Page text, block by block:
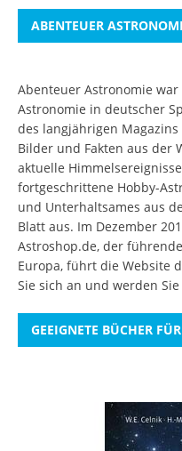
ABENTEUER
Abenteuer Astronomie
Astronomie in deutscher
des langjährigen
Bilder und Fakten aus der
aktuelle
fortgeschrittene Hobby-
und Unterhaltsames aus
Blatt aus. Im Dezember
Astroshop.de, der
Europa, führt die Website
Sie sich an und werden
GEEIGNETE BÜCHER